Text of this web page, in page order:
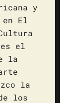
y
El
el
la
la
los